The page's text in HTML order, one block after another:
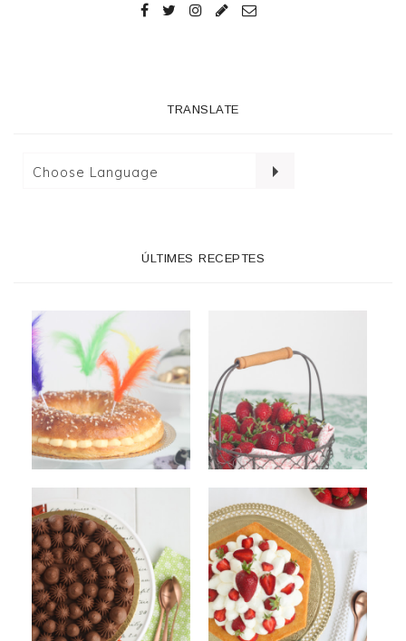
TRANSLATE
ÚLTIMES RECEPTES